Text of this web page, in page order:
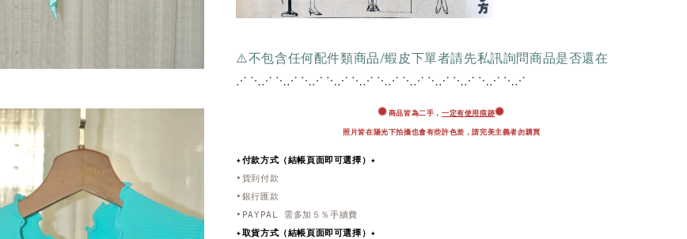
⚠️不包含任何配件類商品/蝦皮下單者請先私訊詢問商品是否還在
⋰ ⋱⋰ ⋱⋰ ⋱⋰ ⋱⋰ ⋱⋰ ⋱⋰ ⋱⋰ ⋱ ⋰ ⋱⋰ ⋱⋰ ⋱⋰
✺ 商品皆為二手，一定有使用痕跡✺
照片皆在陽光下拍攝也會有些許色差，請完美主義者勿購買
✦付款方式（結帳頁面即可選擇）✦
•貨到付款
•銀行匯款
•PAYPAL 需多加５％手續費
✦取貨方式 （結帳頁面即可選擇） ✦